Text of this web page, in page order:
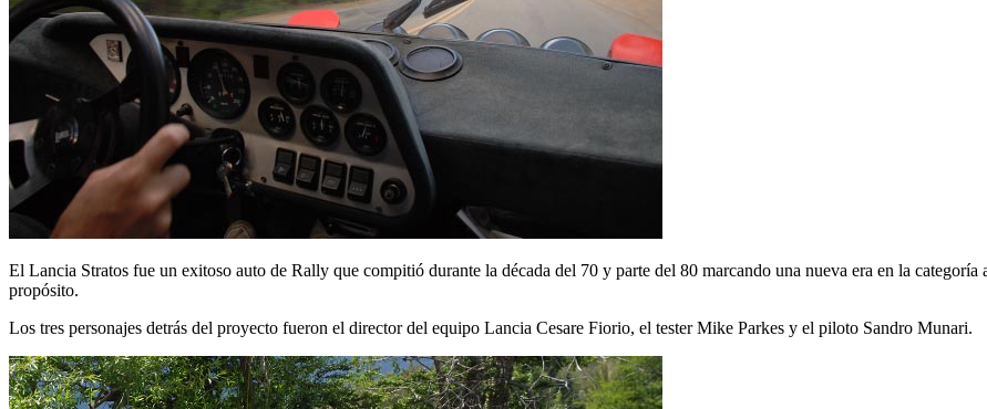
El Lancia Stratos fue un exitoso auto de Rally que compitió durante la década del 70 y parte del 80 marcando una nueva era en la categoría
propósito.
Los tres personajes detrás del proyecto fueron el director del equipo Lancia Cesare Fiorio, el tester Mike Parkes y el piloto Sandro Munari.